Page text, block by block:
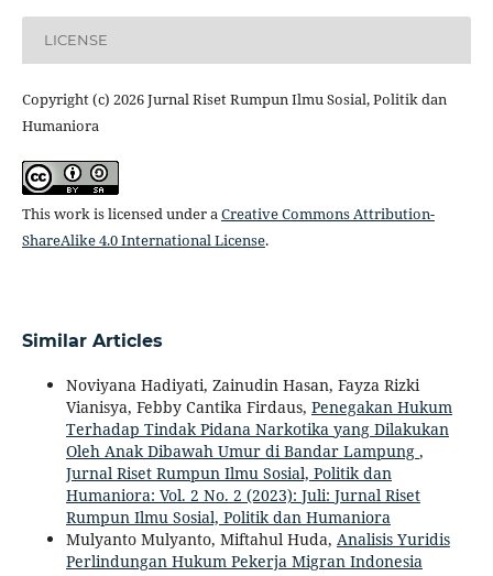
LICENSE
Copyright (c) 2026 Jurnal Riset Rumpun Ilmu Sosial, Politik dan
Humaniora
This work is licensed under aCreative Commons Attribution-
ShareAlike 4.0 International License.
Similar Articles
Noviyana Hadiyati, Zainudin Hasan, Fayza Rizki
Vianisya, Febby Cantika Firdaus, Penegakan Hukum
Terhadap Tindak Pidana Narkotika yang Dilakukan
Oleh Anak Dibawah Umur di Bandar Lampung ,
Jurnal Riset Rumpun Ilmu Sosial, Politik dan
Humaniora: Vol. 2 No. 2 (2023): Juli: Jurnal Riset
Rumpun Ilmu Sosial, Politik dan Humaniora
Mulyanto Mulyanto, Miftahul Huda, Analisis Yuridis
Perlindungan Hukum Pekerja Migran Indonesia